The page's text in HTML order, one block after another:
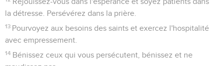
la détresse. Persévérez dans la prière.
13 Pourvoyez aux besoins des saints et exercez l'hospitalité
avec empressement.
14 Bénissez ceux qui vous persécutent, bénissez et ne